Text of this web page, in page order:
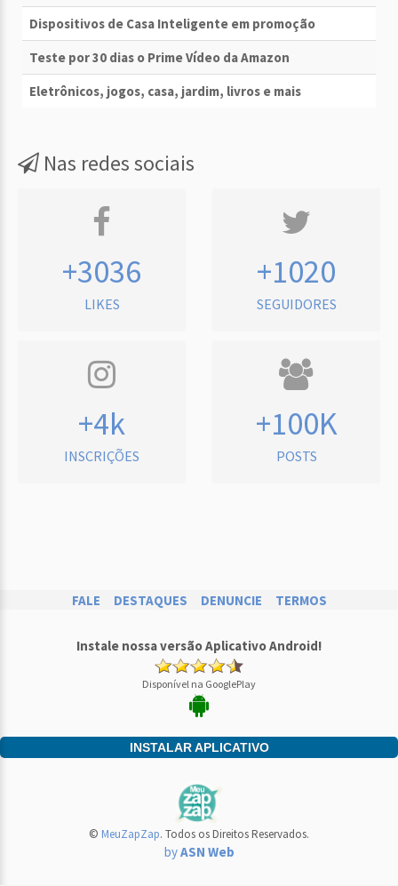
Dispositivos de Casa Inteligente em promoção
Teste por 30 dias o Prime Vídeo da Amazon
Eletrônicos, jogos, casa, jardim, livros e mais
Nas redes sociais
+3036
LIKES
+1020
SEGUIDORES
+4k
INSCRIÇÕES
+100K
POSTS
FALE DESTAQUES DENUNCIE TERMOS
Instale nossa versão Aplicativo Android!
Disponível na GooglePlay
INSTALAR APLICATIVO
© MeuZapZap. Todos os Direitos Reservados.
byASN Web